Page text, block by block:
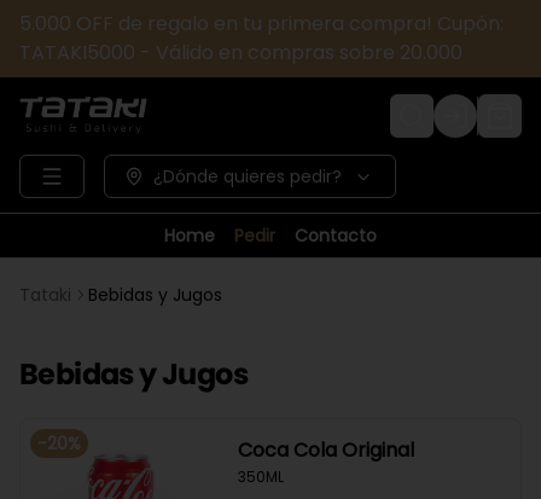
5.000 OFF de regalo en tu primera compra! Cupón:
TATAKI5000 - Válido en compras sobre 20.000
Login
¿Dónde quieres pedir?
Home Pedir Contacto
Tataki Bebidas y Jugos
Bebidas y Jugos
-20% Coca Cola Original
350ML